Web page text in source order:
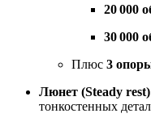
20 000
30 000
Плюс 3
Люнет (Steady rest)
тонкостенных